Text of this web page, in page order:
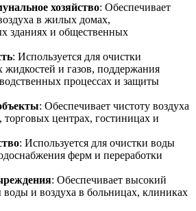
хозяйство: Обеспечивает
в жилых домах,
зданиях и общественных
: Используется для очистки
жидкостей и газов, поддержания
процессах и защиты
: Обеспечивает чистоту воздуха
центрах, гостиницах и
: Используется для очистки воды
ферм и переработки
: Обеспечивает высокий
воды и воздуха в больницах, клиниках